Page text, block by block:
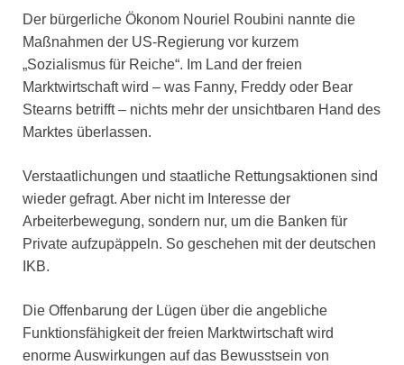
Der bürgerliche Ökonom Nouriel Roubini nannte die
Maßnahmen der US-Regierung vor kurzem
„Sozialismus für Reiche“. Im Land der freien
Marktwirtschaft wird – was Fanny, Freddy oder Bear
Stearns betrifft – nichts mehr der unsichtbaren Hand des
Marktes überlassen.
Verstaatlichungen und staatliche Rettungsaktionen sind
wieder gefragt. Aber nicht im Interesse der
Arbeiterbewegung, sondern nur, um die Banken für
Private aufzupäppeln. So geschehen mit der deutschen
IKB.
Die Offenbarung der Lügen über die angebliche
Funktionsfähigkeit der freien Marktwirtschaft wird
enorme Auswirkungen auf das Bewusstsein von